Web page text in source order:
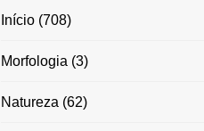
Início(708)
Morfologia (3)
Natureza (62)